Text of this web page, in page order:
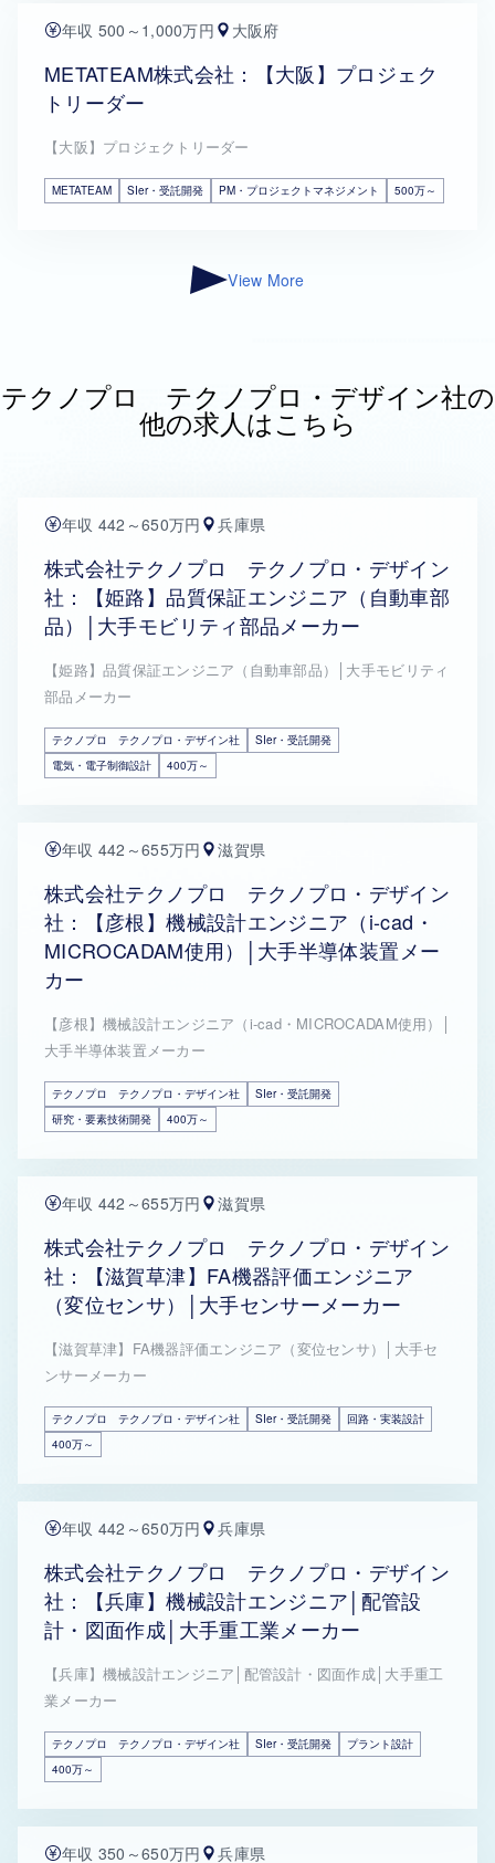
年収 500～1,000万円 大阪府
METATEAM株式会社：【大阪】プロジェク
トリーダー
【大阪】プロジェクトリーダー
METATEAM SIer・受託開発 PM・プロジェクトマネジメント 500万～
View More
テクノプロ テクノプロ・デザイン社の
他の求人はこちら
年収 442～650万円 兵庫県
株式会社テクノプロ テクノプロ・デザイン
社：【姫路】品質保証エンジニア（自動車部
品）│大手モビリティ部品メーカー
【姫路】品質保証エンジニア（自動車部品）│大手モビリティ
部品メーカー
テクノプロ テクノプロ・デザイン社
SIer・受託開発
電気・電子制御設計
400万～
年収 442～655万円 滋賀県
株式会社テクノプロ テクノプロ・デザイン
社：【彦根】機械設計エンジニア（i-cad・
MICROCADAM使用）│大手半導体装置メー
カー
【彦根】機械設計エンジニア（i-cad・MICROCADAM使用）│
大手半導体装置メーカー
テクノプロ テクノプロ・デザイン社
SIer・受託開発
研究・要素技術開発
400万～
年収 442～655万円 滋賀県
株式会社テクノプロ テクノプロ・デザイン
社：【滋賀草津】FA機器評価エンジニア
（変位センサ）│大手センサーメーカー
【滋賀草津】FA機器評価エンジニア（変位センサ）│大手セ
ンサーメーカー
テクノプロ テクノプロ・デザイン社 SIer・受託開発
回路・実装設計
400万～
年収 442～650万円 兵庫県
株式会社テクノプロ テクノプロ・デザイン
社：【兵庫】機械設計エンジニア│配管設
計・図面作成│大手重工業メーカー
【兵庫】機械設計エンジニア│配管設計・図面作成│大手重工
業メーカー
テクノプロ テクノプロ・デザイン社 SIer・受託開発
プラント設計
400万～
年収 350～650万円 兵庫県